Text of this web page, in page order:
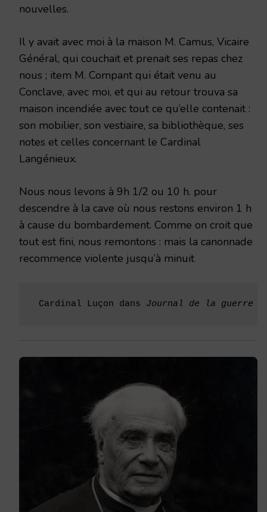
nouvelles.
Il y avait avec moi à la maison M. Camus, Vicaire
Général, qui couchait et prenait ses repas chez
nous ; item M. Compant qui était venu au
Conclave, avec moi, et qui au retour trouva sa
maison incendiée avec tout ce qu’elle contenait :
son mobilier, son vestiaire, sa bibliothèque, ses
notes et celles concernant le Cardinal
Langénieux.
Nous nous levons à 9h 1/2 ou 10 h. pour
descendre à la cave où nous restons environ 1 h
à cause du bombardement. Comme on croit que
tout est fini, nous remontons : mais la canonnade
recommence violente jusqu’à minuit
Cardinal Luçon dans Journal de la guerre